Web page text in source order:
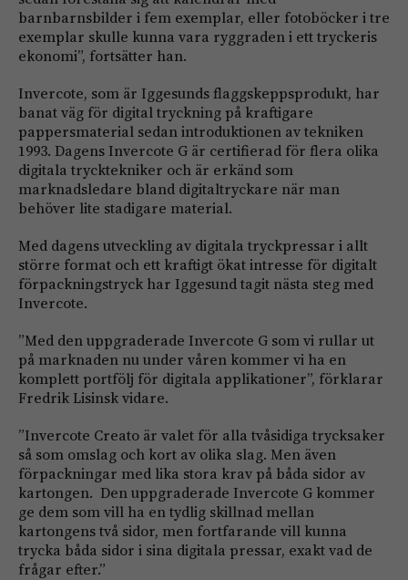
barnbarnsbilder i fem exemplar, eller fotoböcker i tre
exemplar skulle kunna vara ryggraden i ett tryckeris
ekonomi”, fortsätter han.
Invercote, som är Iggesunds flaggskeppsprodukt, har
banat väg för digital tryckning på kraftigare
pappersmaterial sedan introduktionen av tekniken
1993. Dagens Invercote G är certifierad för flera olika
digitala trycktekniker och är erkänd som
marknadsledare bland digitaltryckare när man
behöver lite stadigare material.
Med dagens utveckling av digitala tryckpressar i allt
större format och ett kraftigt ökat intresse för digitalt
förpackningstryck har Iggesund tagit nästa steg med
Invercote.
”Med den uppgraderade Invercote G som vi rullar ut
på marknaden nu under våren kommer vi ha en
komplett portfölj för digitala applikationer”, förklarar
Fredrik Lisinsk vidare.
”Invercote Creato är valet för alla tvåsidiga trycksaker
så som omslag och kort av olika slag. Men även
förpackningar med lika stora krav på båda sidor av
kartongen. Den uppgraderade Invercote G kommer
ge dem som vill ha en tydlig skillnad mellan
kartongens två sidor, men fortfarande vill kunna
trycka båda sidor i sina digitala pressar, exakt vad de
frågar efter.”